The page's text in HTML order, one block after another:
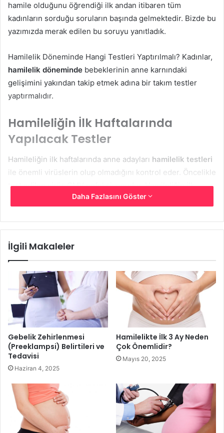
hamile olduğunu öğrendiği ilk andan itibaren tüm
kadınların sorduğu soruların başında gelmektedir. Bizde bu
yazımızda merak edilen bu soruyu yanıtladık.
Hamilelik Döneminde Hangi Testleri Yaptırılmalı? Kadınlar,
hamilelik döneminde bebeklerinin anne karnındaki
gelişimini yakından takip etmek adına bir takım testler
yaptırmalıdır.
Hamileliğin İlk Haftalarında
Yapılacak Testler
Hamileliğin ilk haftalarında anne adayları hamilelik testleri
ile önemli virüslerin olup olmadığını kontrol eder. Öncelikle
test edilen virüs CMV enfeksiyonudur. Hamileliğin ilk
haftaları bebek ölümlerinin en fazla rastlandığı dönemdir.
kontrolden geçmek gerekir. Anne karnındaki bebeği
Ayrıca tiroit bezi kontrolü de anne adayları için önemli bir
kontroldür. Bu sayede bebeğin zekâ gelişimini engelleyen
bir durumun varlığı tespit edilmeye çalışır. Önceden önlem
alınma noktasında, gebeliğin ilk haftasında yapılan testler
son derece önemlidir.
Daha Fazlasını Göster
İlgili Makaleler
Gebelik Zehirlenmesi
(Preeklampsi) Belirtileri ve
Tedavisi
Haziran 4, 2025
Hamilelikte İlk 3 Ay Neden
Çok Önemlidir?
Mayıs 20, 2025